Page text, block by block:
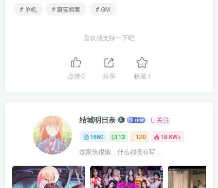
# 单机
# 蔚蓝档案 # GM
喜欢就支持一下吧
点赞0 分享 收藏1
结城明日奈 关注
1660 13 120 18.6W+
这家伙很懒，什么都没有写...